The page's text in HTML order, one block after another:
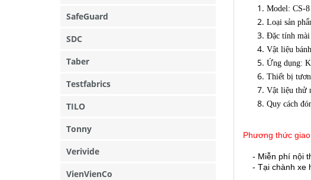
Model: CS-8
Loại sản
Đặc tính mài
Vật liệu
Ứng dụng:
Thiết bị
Vật liệu thử
Quy cách
Phương thức
- Miễn phí nội
- Tại chành xe
SafeGuard
SDC
Taber
Testfabrics
TILO
Tonny
Verivide
VienVienCo